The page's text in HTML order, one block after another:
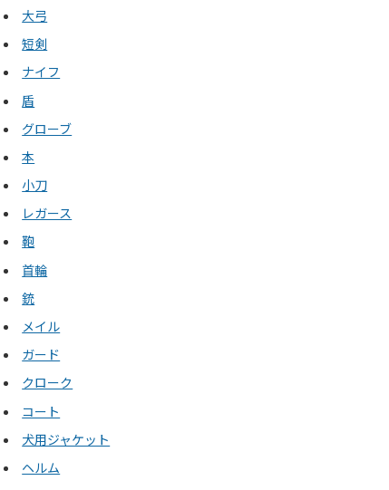
大弓
短剣
ナイフ
盾
グローブ
本
小刀
レガース
鞄
首輪
銃
メイル
ガード
クローク
コート
犬用ジャケット
ヘルム